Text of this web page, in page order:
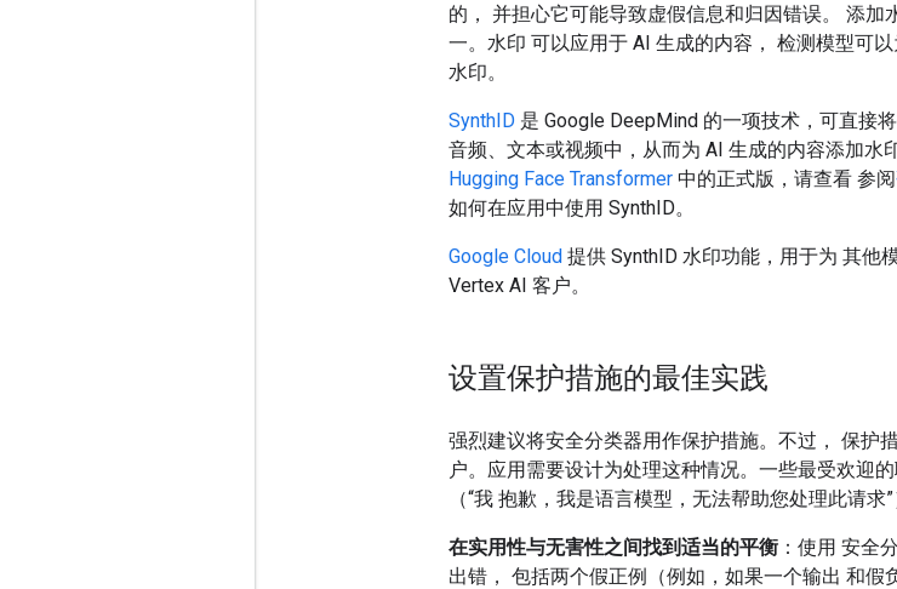
的， 并担心它可能导致虚假信息和归因错误。 添加
一。水印 可以应用于 AI 生成的内容， 检测模型可
水印。
SynthID 是 Google DeepMind 的一项技术，可直接
音频、文本或视频中，从而为 AI 生成的内容添加水
Hugging Face Transformer 中的正式版，请查看 参阅
如何在应用中使用 SynthID。
Google Cloud 提供 SynthID 水印功能，用于为 其他
Vertex AI 客户。
设置保护措施的最佳实践
强烈建议将安全分类器用作保护措施。不过， 保护
户。应用需要设计为处理这种情况。一些最受欢迎
（“我 抱歉，我是语言模型，无法帮助您处理此请求”
在实用性与无害性之间找到适当的平衡 ：使用 安全
出错， 包括两个假正例（例如，如果一个输出 和假